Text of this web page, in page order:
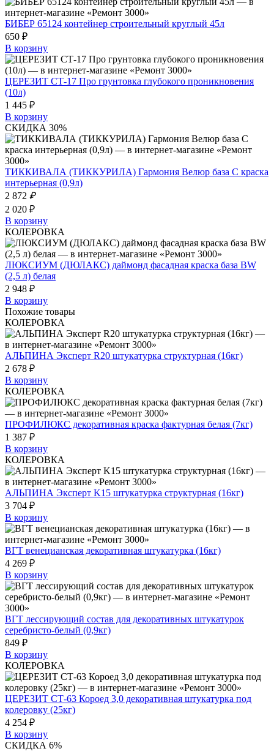
БИБЕР 65124 контейнер строительный круглый 45л
650 ₽
В корзину
ЦЕРЕЗИТ СТ-17 Про грунтовка глубокого проникновения
(10л)
1 445 ₽
В корзину
СКИДКА 30%
ТИККИВАЛА (ТИККУРИЛА) Гармония Велюр база С краска
интерьерная (0,9л)
2 872 ₽
2 020 ₽
В корзину
КОЛЕРОВКА
ЛЮКСИУМ (ДЮЛАКС) даймонд фасадная краска база BW
(2,5 л) белая
2 948 ₽
В корзину
Похожие товары
КОЛЕРОВКА
АЛЬПИНА Эксперт R20 штукатурка структурная (16кг)
2 678 ₽
В корзину
КОЛЕРОВКА
ПРОФИЛЮКС декоративная краска фактурная белая (7кг)
1 387 ₽
В корзину
КОЛЕРОВКА
АЛЬПИНА Эксперт K15 штукатурка структурная (16кг)
3 704 ₽
В корзину
ВГТ венецианская декоративная штукатурка (16кг)
4 269 ₽
В корзину
ВГТ лессирующий состав для декоративных штукатурок
серебристо-белый (0,9кг)
849 ₽
В корзину
КОЛЕРОВКА
ЦЕРЕЗИТ СТ-63 Короед 3,0 декоративная штукатурка под
колеровку (25кг)
4 254 ₽
В корзину
СКИДКА 6%